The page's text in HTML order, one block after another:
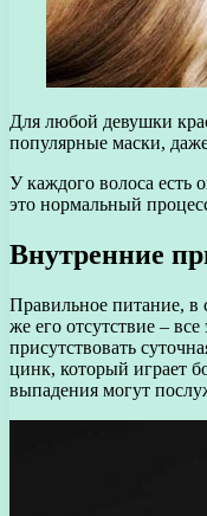
Для любой девушки
популярные маски,
У каждого волоса есть
это нормальный
Внутренние
Правильное питание, в
же его отсутствие –
присутствовать
цинк, который играет
выпадения могут